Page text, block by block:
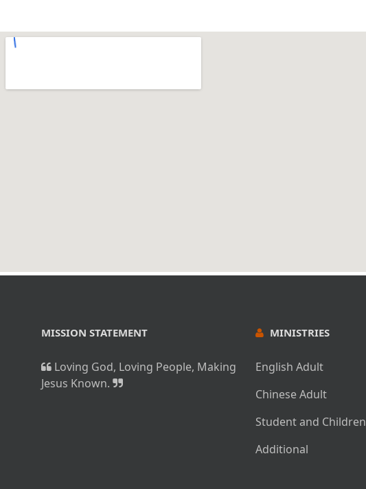
MISSION STATEMENT
Loving God, Loving People, Making
Jesus Known.
MINISTRIES
English Adult
Chinese Adult
Student and Children
Additional